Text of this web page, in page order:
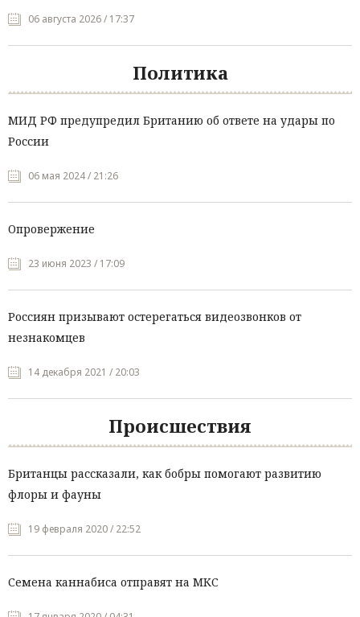
06 августа 2026 / 17:37
Политика
МИД РФ предупредил Британию об ответе на удары по
России
06 мая 2024 / 21:26
Опровержение
23 июня 2023 / 17:09
Россиян призывают остерегаться видеозвонков от
незнакомцев
14 декабря 2021 / 20:03
Происшествия
Британцы рассказали, как бобры помогают развитию
флоры и фауны
19 февраля 2020 / 22:52
Семена каннабиса отправят на МКС